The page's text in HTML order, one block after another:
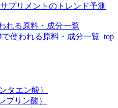
プリメントのトレンド予測
れる原料・成分一覧
使われる原料・成分一覧_top
タエン酸）
ブリン酸）